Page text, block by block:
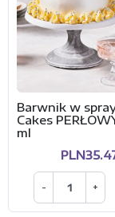
Barwnik w
Cakes
ml
- +